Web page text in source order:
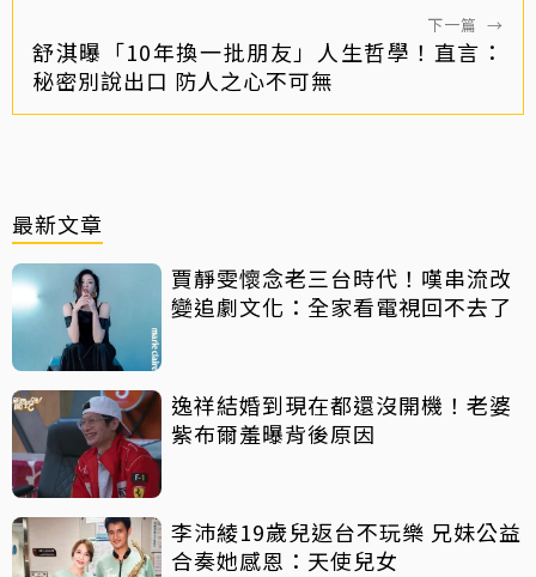
下一篇 →
舒淇曝「10年換一批朋友」人生哲學！直言：
秘密別說出口 防人之心不可無
最新文章
賈靜雯懷念老三台時代！嘆串流改
變追劇文化：全家看電視回不去了
逸祥結婚到現在都還沒開機！老婆
紫布爾羞曝背後原因
李沛綾19歲兒返台不玩樂 兄妹公益
合奏她感恩：天使兒女